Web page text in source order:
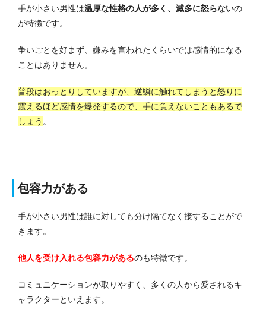
手が小さい男性は温厚な性格の人が多く、滅多に怒らないの
が特徴です。
争いごとを好まず、嫌みを言われたくらいでは感情的になる
ことはありません。
普段はおっとりしていますが、逆鱗に触れてしまうと怒りに
震えるほど感情を爆発するので、手に負えないこともあるで
しょう 。
包容力がある
手が小さい男性は誰に対しても分け隔てなく接することがで
きます。
他人を受け入れる包容力があるのも特徴です。
コミュニケーションが取りやすく、多くの人から愛されるキ
ャラクターといえます。